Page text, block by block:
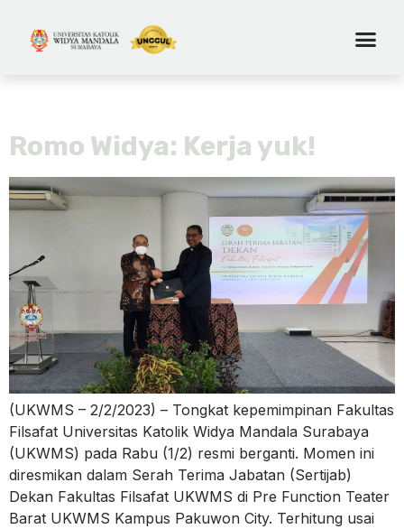
Romo Widya: Kerja yuk!
(UKWMS – 2/2/2023) – Tongkat kepemimpinan Fakultas
Filsafat Universitas Katolik Widya Mandala Surabaya
(UKWMS) pada Rabu (1/2) resmi berganti. Momen ini
diresmikan dalam Serah Terima Jabatan (Sertijab)
Dekan Fakultas Filsafat UKWMS di Pre Function Teater
Barat UKWMS Kampus Pakuwon City. Terhitung usai